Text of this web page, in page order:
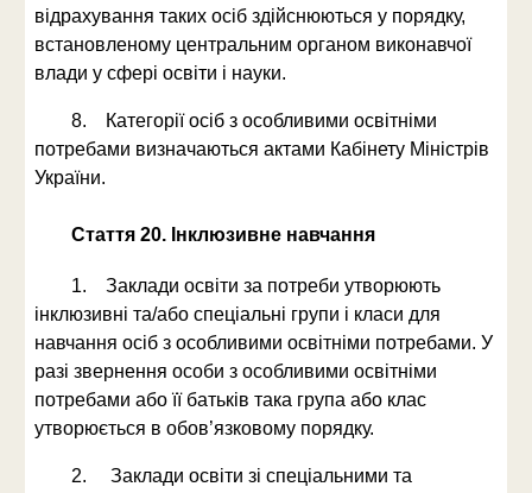
відрахування таких осіб здійснюються у порядку,
встановленому центральним органом виконавчої
влади у сфері освіти і науки.
8. Категорії осіб з особливими освітніми
потребами визначаються актами Кабінету Міністрів
України.
Стаття 20. Інклюзивне навчання
1. Заклади освіти за потреби утворюють
інклюзивні та/або спеціальні групи і класи для
навчання осіб з особливими освітніми потребами. У
разі звернення особи з особливими освітніми
потребами або її батьків така група або клас
утворюється в обов’язковому порядку.
2. Заклади освіти зі спеціальними та